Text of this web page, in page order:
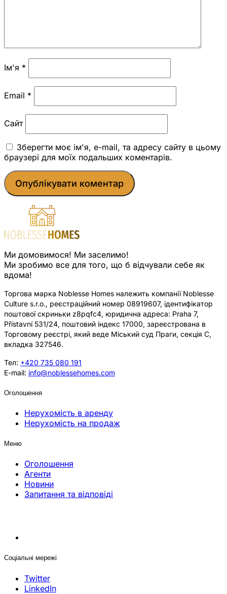
Ім'я *
Email *
Сайт
Зберегти моє ім'я, e-mail, та адресу сайту в цьому
браузері для моїх подальших коментарів.
Ми домовимося! Ми заселимо!
Ми зробимо все для того, що б відчували себе як
вдома!
Торгова марка Noblesse Homes належить компанії Noblesse
Culture s.r.o., реєстраційний номер 08919607, ідентифікатор
поштової скриньки z8pqfc4, юридична адреса: Praha 7,
Přístavní 531/24, поштовий індекс 17000, зареєстрована в
Торговому реєстрі, який веде Міський суд Праги, секція C,
вкладка 327546.
Тел: +420 735 080 191
E-mail: info@noblessehomes.com
Оголошення
Нерухомість в аренду
Нерухомість на продаж
Меню
Оголошення
Агенти
Новини
Запитання та відповіді
Соціальні мережі
Twitter
LinkedIn